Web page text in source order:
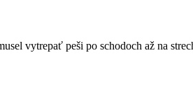
vytrepať peši po schodoch až na